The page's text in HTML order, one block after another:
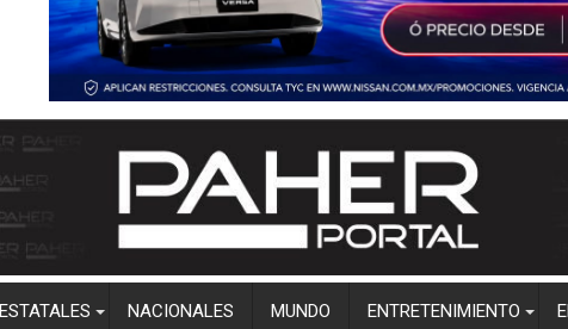
ESTATALES NACIONALES MUNDO ENTRETENIMIENTO